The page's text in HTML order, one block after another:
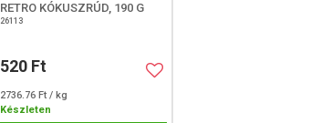
RETRO KÓKUSZRÚD, 190 G
26113
520 Ft
2736.76 Ft / kg
Készleten